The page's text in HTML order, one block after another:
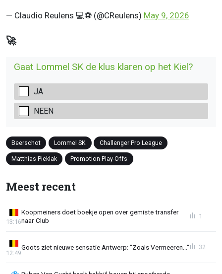
— Claudio Reulens 💻⚽ (@CReulens) May 9, 2026
🚀
Gaat Lommel SK de klus klaren op het Kiel?
JA
NEEN
Beerschot Lommel SK Challenger Pro League
Matthias Pieklak Promotion Play-Offs
Meest recent
Koopmeiners doet boekje open over gemiste transfer
naar Club
13:16
1
Goots ziet nieuwe sensatie Antwerp: "Zoals Vermeeren..."
12:49
32